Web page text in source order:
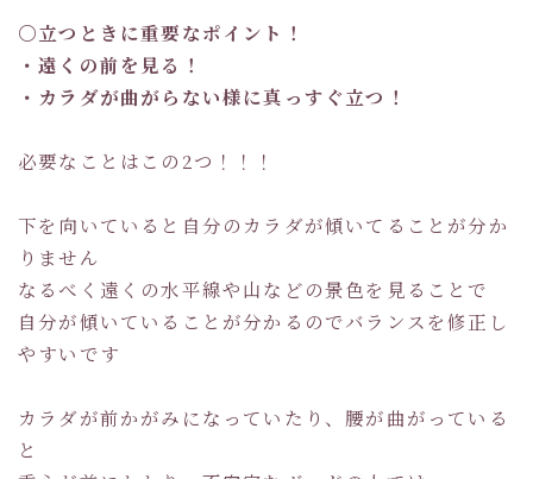
〇立つときに重要なポイント！
・遠くの前を見る！
・カラダが曲がらない様に真っすぐ立つ！
必要なことはこの2つ！！！
下を向いていると自分のカラダが傾いてることが分か
りません
なるべく遠くの水平線や山などの景色を見ることで
自分が傾いていることが分かるのでバランスを修正し
やすいです
カラダが前かがみになっていたり、腰が曲がっている
と